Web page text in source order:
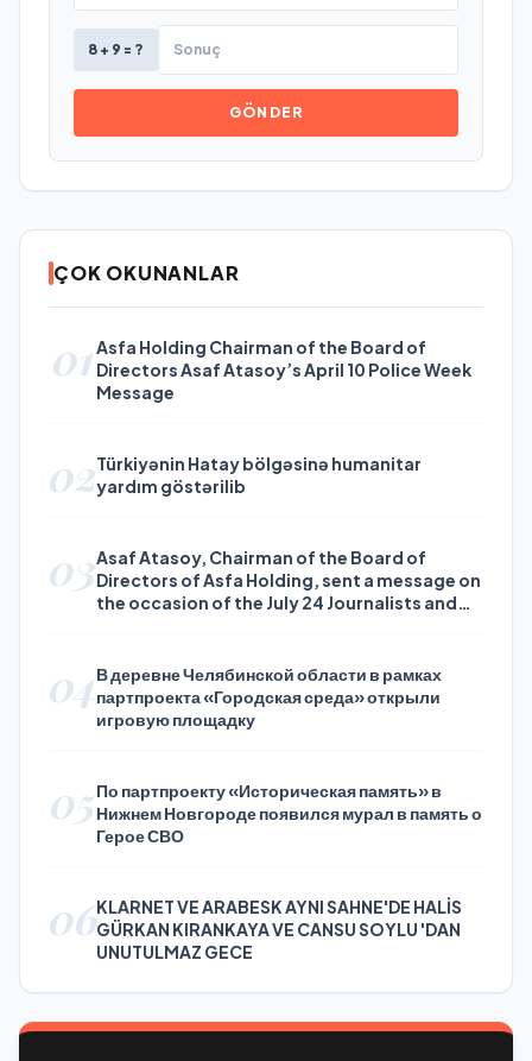
8 + 9 = ?
GÖNDER
ÇOK OKUNANLAR
01Asfa Holding Chairman of the Board of
Directors Asaf Atasoy’s April 10 Police Week
Message
02Türkiyənin Hatay bölgəsinə humanitar
yardım göstərilib
03Asaf Atasoy, Chairman of the Board of
Directors of Asfa Holding, sent a message on
the occasion of the July 24 Journalists and
04В деревне Челябинской области в рамках
партпроекта «Городская среда» открыли
игровую площадку
05По партпроекту «Историческая память» в
Нижнем Новгороде появился мурал в память о
Герое СВО
06KLARNET VE ARABESK AYNI SAHNE'DE HALİS
GÜRKAN KIRANKAYA VE CANSU SOYLU 'DAN
UNUTULMAZ GECE